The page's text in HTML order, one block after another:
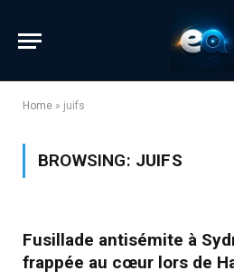
Home » juifs
BROWSING: JUIFS
Fusillade antisémite à
frappée au cœur lors de